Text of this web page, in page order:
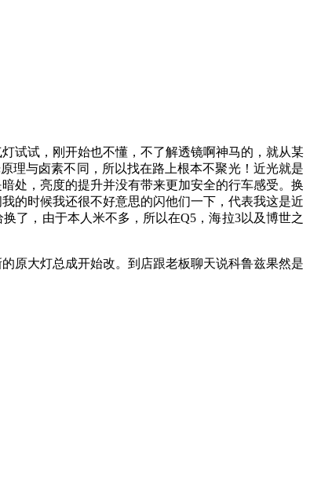
试试，刚开始也不懂，不了解透镜啊神马的，就从某
理与卤素不同，所以找在路上根本不聚光！近光就是
处，亮度的提升并没有带来更加安全的行车感受。换
的时候我还很不好意思的闪他们一下，代表我这是近
了，由于本人米不多，所以在Q5，海拉3以及博世之
原大灯总成开始改。到店跟老板聊天说科鲁兹果然是